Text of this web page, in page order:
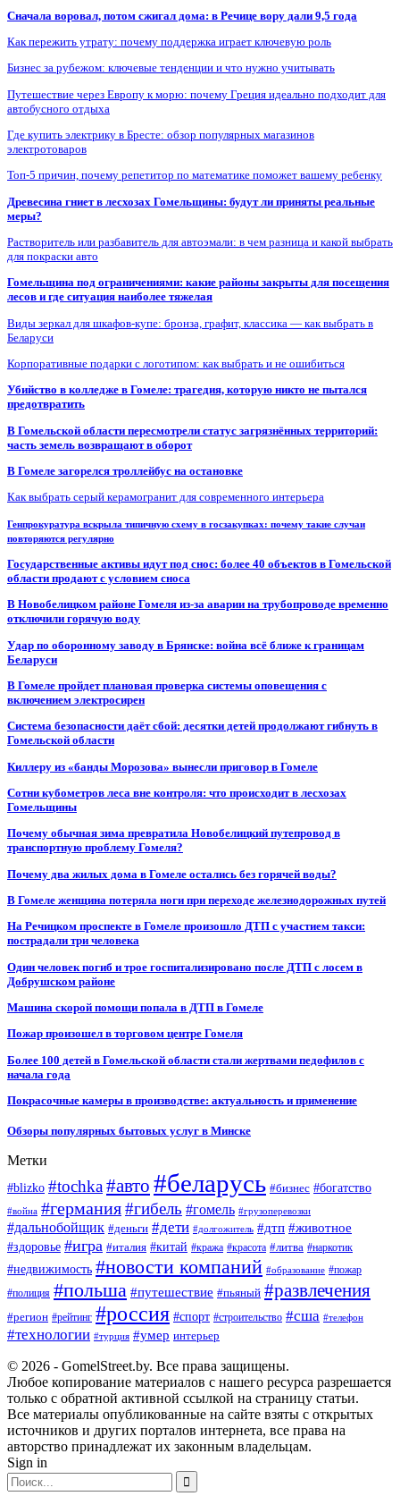
Сначала воровал, потом сжигал дома: в Речице вору дали 9,5 года
Как пережить утрату: почему поддержка играет ключевую роль
Бизнес за рубежом: ключевые тенденции и что нужно учитывать
Путешествие через Европу к морю: почему Греция идеально подходит для
автобусного отдыха
Где купить электрику в Бресте: обзор популярных магазинов
электротоваров
Топ-5 причин, почему репетитор по математике поможет вашему ребенку
Древесина гниет в лесхозах Гомельщины: будут ли приняты реальные
меры?
Растворитель или разбавитель для автоэмали: в чем разница и какой выбрать
для покраски авто
Гомельщина под ограничениями: какие районы закрыты для посещения
лесов и где ситуация наиболее тяжелая
Виды зеркал для шкафов-купе: бронза, графит, классика — как выбрать в
Беларуси
Корпоративные подарки с логотипом: как выбрать и не ошибиться
Убийство в колледже в Гомеле: трагедия, которую никто не пытался
предотвратить
В Гомельской области пересмотрели статус загрязнённых территорий:
часть земель возвращают в оборот
В Гомеле загорелся троллейбус на остановке
Как выбрать серый керамогранит для современного интерьера
Генпрокуратура вскрыла типичную схему в госзакупках: почему такие случаи
повторяются регулярно
Государственные активы идут под снос: более 40 объектов в Гомельской
области продают с условием сноса
В Новобелицком районе Гомеля из-за аварии на трубопроводе временно
отключили горячую воду
Удар по оборонному заводу в Брянске: война всё ближе к границам
Беларуси
В Гомеле пройдет плановая проверка системы оповещения с
включением электросирен
Система безопасности даёт сбой: десятки детей продолжают гибнуть в
Гомельской области
Киллеру из «банды Морозова» вынесли приговор в Гомеле
Сотни кубометров леса вне контроля: что происходит в лесхозах
Гомельщины
Почему обычная зима превратила Новобелицкий путепровод в
транспортную проблему Гомеля?
Почему два жилых дома в Гомеле остались без горячей воды?
В Гомеле женщина потеряла ноги при переходе железнодорожных путей
На Речицком проспекте в Гомеле произошло ДТП с участием такси:
пострадали три человека
Один человек погиб и трое госпитализировано после ДТП с лосем в
Добрушском районе
Машина скорой помощи попала в ДТП в Гомеле
Пожар произошел в торговом центре Гомеля
Более 100 детей в Гомельской области стали жертвами педофилов с
начала года
Покрасочные камеры в производстве: актуальность и применение
Обзоры популярных бытовых услуг в Минске
Метки
#blizko #tochka#авто #беларусь #бизнес #богатство
#война #германия#гибель #гомель #грузоперевозки
#дальнобойщик #деньги #дети #долгожитель #дтп #животное
#здоровье #игра #италия #китай #кража #красота #литва #наркотик
#недвижимость #новости компаний #образование #пожар
#полиция #польша #путешествие #пьяный #развлечения
#регион #рейтинг #россия #спорт #строительство #сша #телефон
#технологии #турция #умер интерьер
© 2026 - GomelStreet.by. Все права защищены.
Любое копирование материалов с нашего ресурса разрешается
только с обратной активной ссылкой на страницу статьи.
Все материалы опубликованные на сайте взяты с открытых
источников и других порталов интернета, все права на
авторство принадлежат их законным владельцам.
Sign in